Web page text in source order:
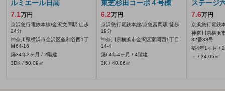
ルミエール日高
7.1万円
京浜急行電鉄本線/金沢文庫駅 徒歩
24分
神奈川県横浜市金沢区釜利谷西1丁
目64-16
築34年3ヶ月 / 2階建
3DK / 50.09㎡
東芝杉田コーポ４号棟
6.2万円
京浜急行電鉄本線/京急富岡駅 徒歩
19分
神奈川県横浜市金沢区富岡西1丁目
14-4
築64年4ヶ月 / 4階建
3K / 40.86㎡
ステージ
7.6万円
京浜急行電鉄
神奈川県横浜
32番33号
築4年1ヶ月 /
－ / 34.05㎡